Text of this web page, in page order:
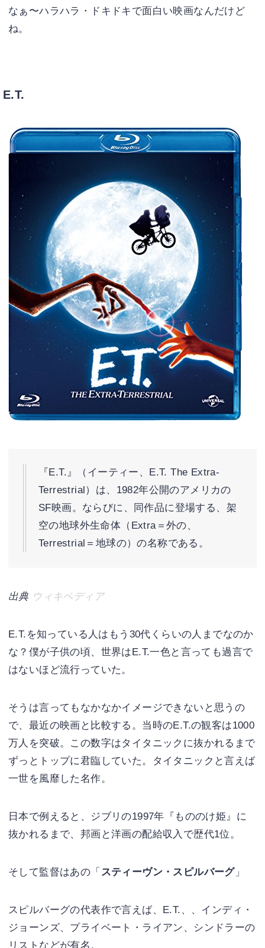
なぁ〜ハラハラ・ドキドキで面白い映画なんだけど
ね。
E.T.
『E.T.』（イーティー、E.T. The Extra-
Terrestrial）は、1982年公開のアメリカの
SF映画。ならびに、同作品に登場する、架
空の地球外生命体（Extra＝外の、
Terrestrial＝地球の）の名称である。
出典 ウィキペディア
E.T.を知っている人はもう30代くらいの人までなのか
な？僕が子供の頃、世界はE.T.一色と言っても過言で
はないほど流行っていた。
そうは言ってもなかなかイメージできないと思うの
で、最近の映画と比較する。当時のE.T.の観客は1000
万人を突破。この数字はタイタニックに抜かれるまで
ずっとトップに君臨していた。タイタニックと言えば
一世を風靡した名作。
日本で例えると、ジブリの1997年『もののけ姫』に
抜かれるまで、邦画と洋画の配給収入で歴代1位。
そして監督はあの「 スティーヴン・スピルバーグ」
スピルバーグの代表作で言えば、E.T.、、インディ・
ジョーンズ、プライベート・ライアン、シンドラーの
リストなどが有名。